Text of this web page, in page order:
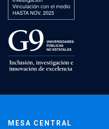
MESA CENTRAL